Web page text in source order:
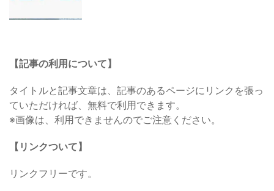
【記事の利用について】
タイトルと記事文章は、記事のあるページにリンクを張っ
ていただければ、無料で利用できます。
※画像は、利用できませんのでご注意ください。
【リンクついて】
リンクフリーです。